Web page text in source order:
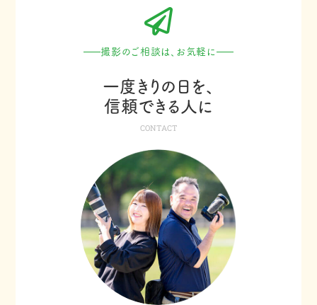
撮影のご相談は、お気軽に
一度きりの日を、
信頼できる人に
CONTACT